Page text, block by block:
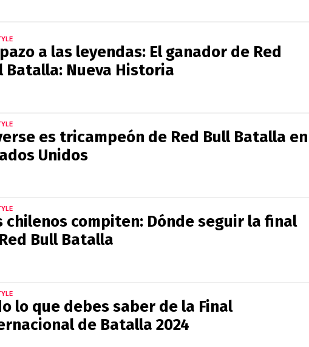
a las leyendas: El ganador de Red
Batalla: Nueva Historia
es tricampeón de Red Bull Batalla en
Unidos
chilenos compiten: Dónde seguir la final
Bull Batalla
lo que debes saber de la Final
de Batalla 2024